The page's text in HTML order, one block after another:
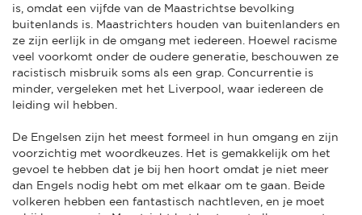
is, omdat een vijfde van de Maastrichtse bevolking
buitenlands is. Maastrichters houden van buitenlanders en
ze zijn eerlijk in de omgang met iedereen. Hoewel racisme
veel voorkomt onder de oudere generatie, beschouwen ze
racistisch misbruik soms als een grap. Concurrentie is
minder, vergeleken met het Liverpool, waar iedereen de
leiding wil hebben.
De Engelsen zijn het meest formeel in hun omgang en zijn
voorzichtig met woordkeuzes. Het is gemakkelijk om het
gevoel te hebben dat je bij hen hoort omdat je niet meer
dan Engels nodig hebt om met elkaar om te gaan. Beide
volkeren hebben een fantastisch nachtleven, en je moet